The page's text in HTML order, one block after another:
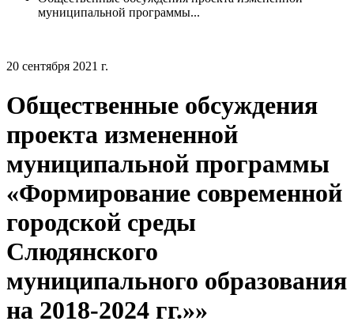
муниципальной программы...
20 сентября 2021 г.
Общественные обсуждения
проекта измененной
муниципальной программы
«Формирование современной
городской среды
Слюдянского
муниципального образования
на 2018-2024 гг.»»